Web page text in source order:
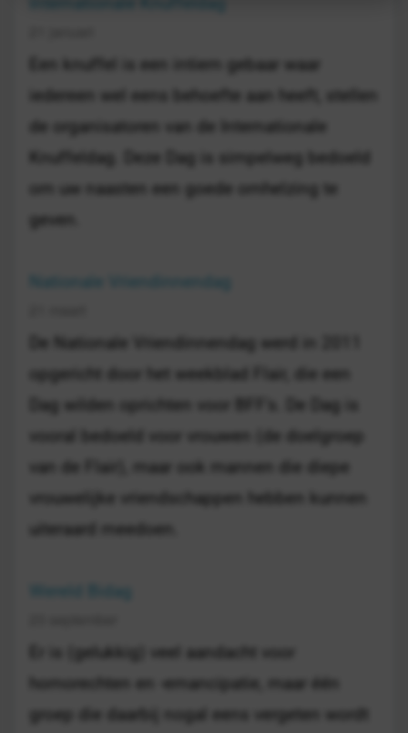
Een knuffel is een intiem gebaar waar
iedereen wel eens behoefte aan heeft, stellen
de organisatoren van de Internationale
Knuffeldag. Deze Dag is simpelweg bedoeld
om uw naasten een goede omhelzing te
geven.
Nationale Vriendinnendag
De Nationale Vriendinnendag werd in 2011
opgericht door het weekblad Flair, die een
Dag wilden oprichten voor BFF's. De Dag is
vooral bedoeld voor vrouwen (de doelgroep
van de Flair), maar ook mannen die diepe
vrouwelijke vriendschappen hebben kunnen
uiteraard meedoen.
Wereld Bidag
Er is (gelukkig) veel aandacht voor
homorechten en -emancipatie, maar één
groep die daarbij nogal eens vergeten wordt